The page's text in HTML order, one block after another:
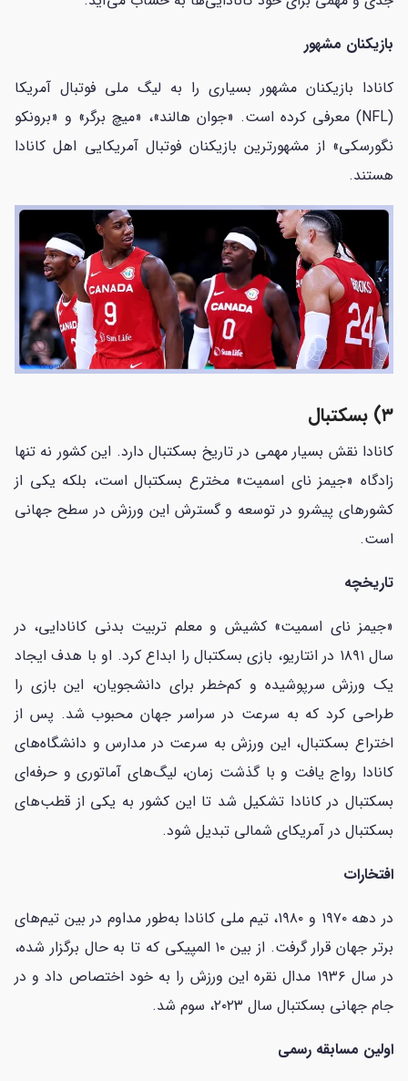
بازیکنان مشهور
کانادا بازیکنان مشهور بسیاری را به لیگ ملی فوتبال آمریکا
(NFL) معرفی کرده است. «جوان هالند»، «میچ برگر» و «برونکو
نگورسکی» از مشهورترین بازیکنان فوتبال آمریکایی اهل کانادا
هستند.
۳) بسکتبال
کانادا نقش بسیار مهمی در تاریخ بسکتبال دارد. این کشور نه تنها
زادگاه «جیمز نای اسمیت» مخترع بسکتبال است، بلکه یکی از
کشورهای پیشرو در توسعه و گسترش این ورزش در سطح جهانی
است.
تاریخچه
«جیمز نای اسمیت» کشیش و معلم تربیت بدنی کانادایی، در
سال ۱۸۹۱ در انتاریو، بازی بسکتبال را ابداع کرد. او با هدف ایجاد
یک ورزش سرپوشیده و کم‌خطر برای دانشجویان، این بازی را
طراحی کرد که به سرعت در سراسر جهان محبوب شد. پس از
اختراع بسکتبال، این ورزش به سرعت در مدارس و دانشگاه‌های
کانادا رواج یافت و با گذشت زمان، لیگ‌های آماتوری و حرفه‌ای
بسکتبال در کانادا تشکیل شد تا این کشور به یکی از قطب‌های
بسکتبال در آمریکای شمالی تبدیل شود.
افتخارات
در دهه ۱۹۷۰ و ۱۹۸۰، تیم ملی کانادا به‌طور مداوم در بین تیم‌های
برتر جهان قرار گرفت. از بین ۱۰ المپیکی که تا به حال برگزار شده،
در سال ۱۹۳۶ مدال نقره این ورزش را به خود اختصاص داد و در
جام جهانی بسکتبال سال ۲۰۲۳، سوم شد.
اولین مسابقه رسمی